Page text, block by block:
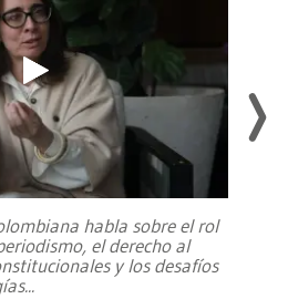
habla sobre el rol
el derecho al
y los desafíos
...